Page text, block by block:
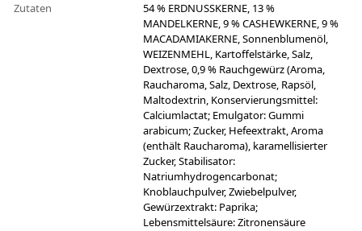
Zutaten
54 % ERDNUSSKERNE, 13 %
MANDELKERNE, 9 % CASHEWKERNE, 9 %
MACADAMIAKERNE, Sonnenblumenöl,
WEIZENMEHL, Kartoffelstärke, Salz,
Dextrose, 0,9 % Rauchgewürz (Aroma,
Raucharoma, Salz, Dextrose, Rapsöl,
Maltodextrin, Konservierungsmittel:
Calciumlactat; Emulgator: Gummi
arabicum; Zucker, Hefeextrakt, Aroma
(enthält Raucharoma), karamellisierter
Zucker, Stabilisator:
Natriumhydrogencarbonat;
Knoblauchpulver, Zwiebelpulver,
Gewürzextrakt: Paprika;
Lebensmittelsäure: Zitronensäure